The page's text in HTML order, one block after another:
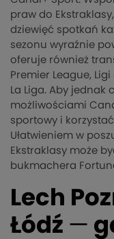
praw do
dziewięć spotkań
sezonu wyraźnie
oferuje również
Premier League,
La Liga. Aby jednak
możliwościami
sportowy i
Ułatwieniem w
Ekstraklasy może
bukmachera
Lech
Łódź —